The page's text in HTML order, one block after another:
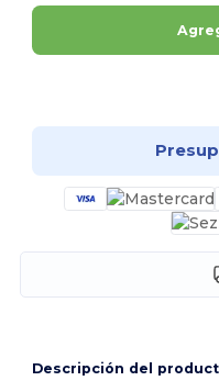
Descripción del